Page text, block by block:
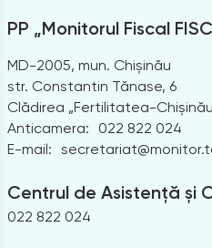
PP „Monitorul Fiscal
MD-2005, mun. Chișinău
str. Constantin Tănase, 6
Clădirea „Fertilitatea-
Anticamera:
022 822 024
E-mail:
Centrul de Asistență și
022 822 024